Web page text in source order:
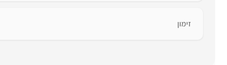
זימון